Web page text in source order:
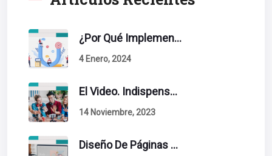
¿Por Qué Implementar La Metodología Inbound Marketing En Tu Empresa?
4 Enero, 2024
El Video. Indispensable En Tu Estrategia De Contenidos.
14 Noviembre, 2023
Diseño De Páginas Web. Esto Debe Tener Un Sitio Exitoso.